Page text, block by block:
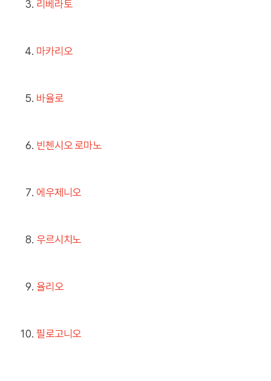
리베라토
마카리오
바율로
빈첸시오 로마노
에우제니오
우르시치노
율리오
필로고니오